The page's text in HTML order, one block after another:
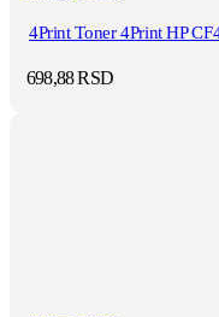
4Print Toner 4Print HP
698,88RSD